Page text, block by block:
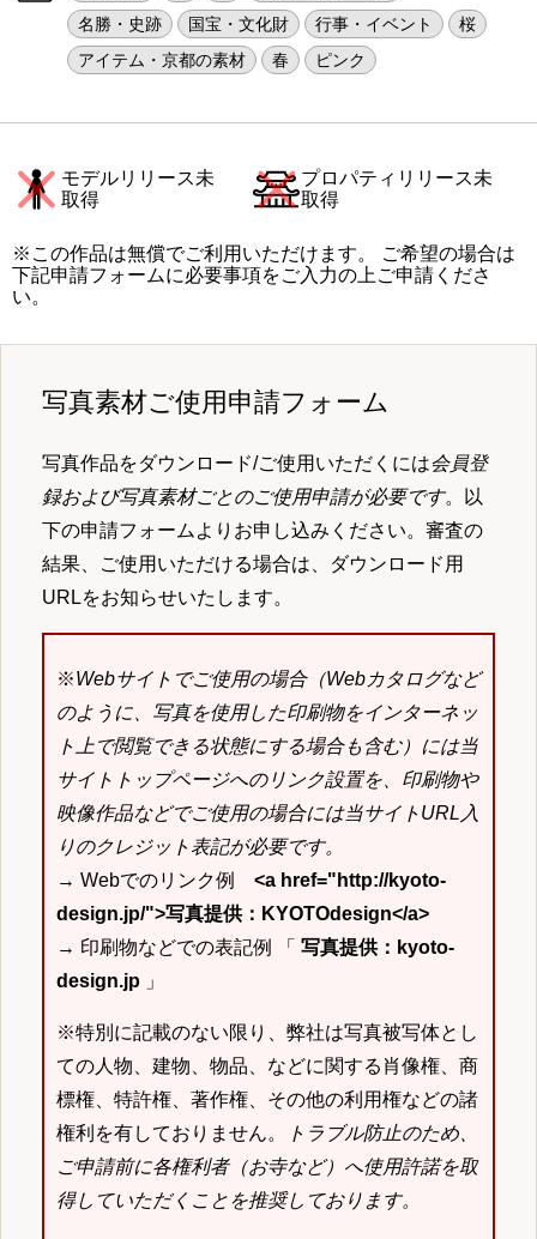
名勝・史跡
国宝・文化財 行事・イベント
桜
アイテム・京都の素材
春 ピンク
モデルリリース未
取得
プロパティリリース未
取得
※この作品は無償でご利用いただけます。 ご希望の場合は
下記申請フォームに必要事項をご入力の上ご申請くださ
い。
写真素材ご使用申請フォーム
写真作品をダウンロード/ご使用いただくには会員登
録および写真素材ごとのご使用申請が必要です。以
下の申請フォームよりお申し込みください。審査の
結果、ご使用いただける場合は、ダウンロード用
URLをお知らせいたします。
※Webサイトでご使用の場合（Webカタログなど
のように、写真を使用した印刷物をインターネッ
ト上で閲覧できる状態にする場合も含む）には当
サイトトップページへのリンク設置を、印刷物や
映像作品などでご使用の場合には当サイトURL入
りのクレジット表記が必要です。
→ Webでのリンク例 <a href="http://kyoto-
design.jp/">写真提供：KYOTOdesign</a>
→ 印刷物などでの表記例 「 写真提供：kyoto-
design.jp 」
※特別に記載のない限り、弊社は写真被写体とし
ての人物、建物、物品、などに関する肖像権、商
標権、特許権、著作権、その他の利用権などの諸
権利を有しておりません。
トラブル防止のため、
ご申請前に各権利者（お寺など）へ使用許諾を取
得していただくことを推奨しております。